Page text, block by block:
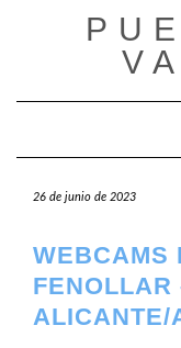
26 de junio de 2023
WEBCAMS
FENOLLAR
ALICANTE/